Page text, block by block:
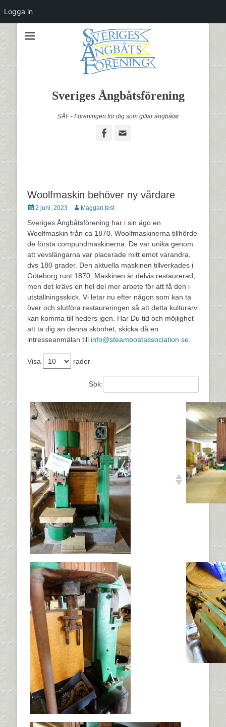
Sveriges Ångbåtsförening
SÅF - Föreningen för dig som gillar ångbåtar
Facebook
Woolfmaskin behöver ny vårdare
Postades
2 juni, 2023 Författare
Maggan test
Sveriges Ångbåtsförening har i sin ägo en
Woolfmaskin från ca 1870. Woolfmaskinerna tillhörde
de första compundmaskinerna. De var unika genom
att vevslängarna var placerade mitt emot varandra,
dvs 180 grader. Den aktuella maskinen tillverkades i
Göteborg runt 1870. Maskinen är delvis restaurerad,
men det krävs en hel del mer arbete för att få den i
utställningsskick. Vi letar nu efter någon som kan ta
över och slutföra restaureringen så att detta kulturarv
kan komma till heders igen. Har Du tid och möjlighet
att ta dig an denna skönhet, skicka då en
intresseanmälan till info@steamboatassociation.se
Visa rader
Sök:
Logga in